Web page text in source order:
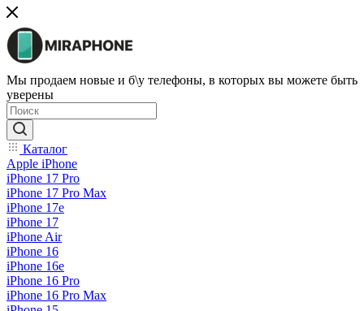
Мы продаем новые и б\у телефоны, в которых вы можете быть
уверены
Каталог
Apple iPhone
iPhone 17 Pro
iPhone 17 Pro Max
iPhone 17e
iPhone 17
iPhone Air
iPhone 16
iPhone 16e
iPhone 16 Pro
iPhone 16 Pro Max